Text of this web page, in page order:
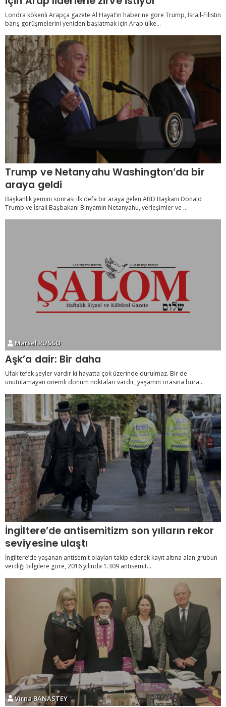
Londra kökenli Arapça gazete Al Hayat’ın haberine göre Trump, İsrail-Filistin
barış görüşmelerini yeniden başlatmak için Arap ülke...
Trump ve Netanyahu Washington’da bir
araya geldi
Başkanlık yemini sonrası ilk defa bir araya gelen ABD Başkanı Donald
Trump ve İsrail Başbakanı Binyamin Netanyahu, yerleşimler ve ...
Marsel RUSSO
Aşk’a dair: Bir daha
Ufak tefek şeyler vardır ki hayatta çok üzerinde durulmaz. Bir de
unutulamayan önemli dönüm noktaları vardır, yaşamın orasına bura...
İngİltere’de antisemitizm son yılların rekor
seviyesine ulaştı
İngiltere’de yaşanan antisemit olayları takip ederek kayıt altına alan grubun
verdiği bilgilere göre, 2016 yılında 1.309 antisemit...
Virna BANASTEY